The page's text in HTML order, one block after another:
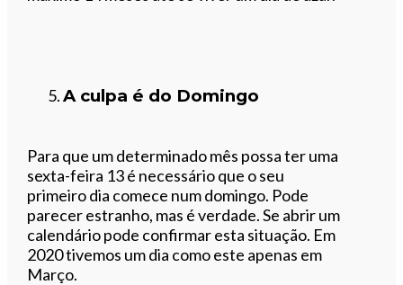
A culpa é do Domingo
Para que um determinado mês possa ter uma
sexta-feira 13 é necessário que o seu
primeiro dia comece num domingo. Pode
parecer estranho, mas é verdade. Se abrir um
calendário pode confirmar esta situação. Em
2020 tivemos um dia como este apenas em
Março.